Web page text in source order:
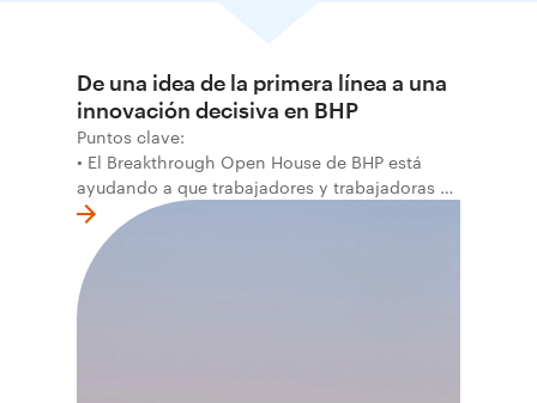
De una idea de la primera línea a una
innovación decisiva en BHP
Puntos clave:
• El Breakthrough Open House de BHP está
ayudando a que trabajadores y trabajadoras de
la primera línea conviertan ideas prácticas en
soluciones probadas que pueden hacer el
trabajo más seguro, inteligente y productivo.
• El primer programa interno de innovación
recibió cerca de 1.000 postulaciones de